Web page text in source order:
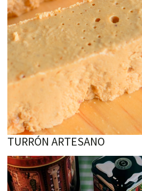
TURRÓN ARTESANO